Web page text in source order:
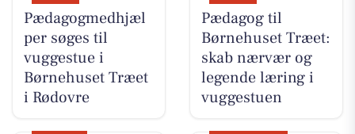
Pædagogmedhjæl
per søges til
vuggestue i
Børnehuset Træet
i Rødovre
Pædagog til
Børnehuset Træet:
skab nærvær og
legende læring i
vuggestuen